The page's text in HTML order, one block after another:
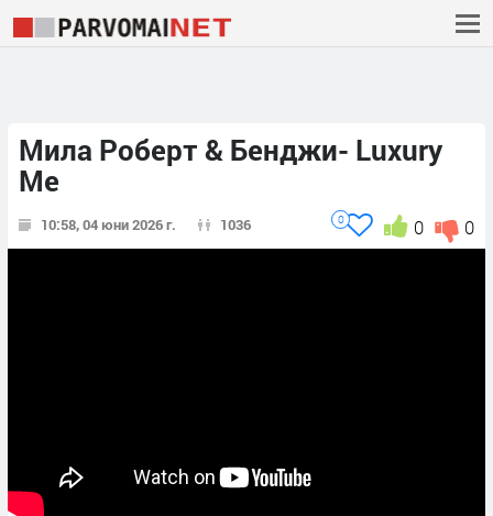
Мила Роберт & Бенджи- Luxury
Me
10:58, 04 юни 2026 г. 1036 0
0
0